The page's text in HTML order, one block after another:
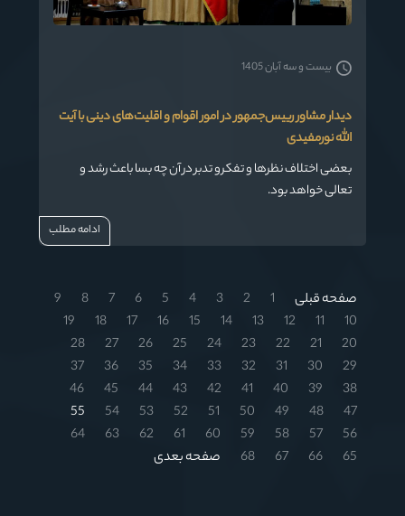
دیدار مشاور رییس‌جمهور در امور اقوام و اقلیت‌های دینی با آیت
الله نورمفیدی
بعضی اختلاف نظرها و تفکرو تدبر در آن چه بسا باعث رشد و
تعالی خواهد بود.
بیست و سه آبان 1405
ادامه مطلب
صفحه قبلی 1
2
3
4
5
6
7
8
9
10
11
12
13
14
15
16
17
18
19
20
21
22
23
24
25
26
27
28
29
30
31
32
33
34
35
36
37
38
39
40
41
42
43
44
45
46
47
48
49
50
51
52
53
54
55
56
57
58
59
60
61
62
63
64
65
66
67
68 صفحه بعدی